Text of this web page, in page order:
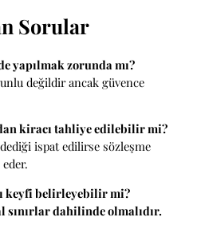
Sorular
yapılmak zorunda mı?
değildir ancak güvence
kiracı tahliye edilebilir mi?
ispat edilirse sözleşme
keyfi belirleyebilir mi?
sınırlar dahilinde olmalıdır.